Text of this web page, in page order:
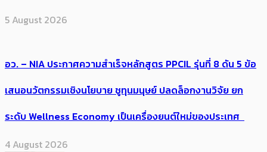
5 August 2026
อว. – NIA ประกาศความสำเร็จหลักสูตร PPCIL รุ่นที่ 8 ดัน 5 ข้อ
เสนอนวัตกรรมเชิงนโยบาย ชูทุนมนุษย์ ปลดล็อกงานวิจัย ยก
ระดับ Wellness Economy เป็นเครื่องยนต์ใหม่ของประเทศ
4 August 2026